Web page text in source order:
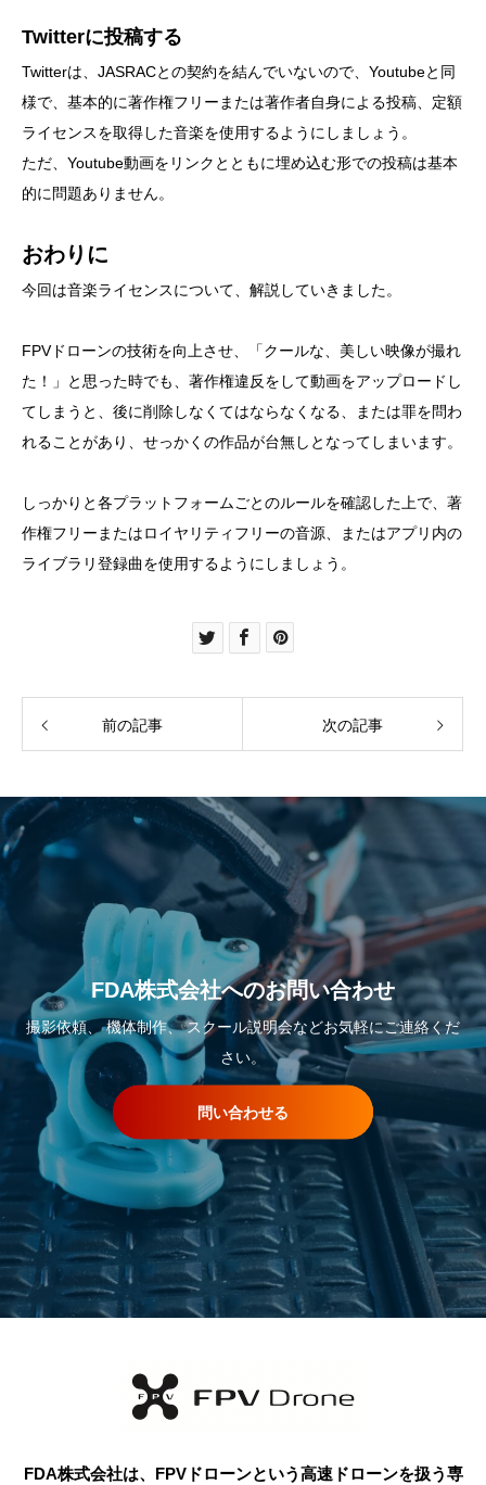
Twitterに投稿する
Twitterは、JASRACとの契約を結んでいないので、Youtubeと同
様で、基本的に著作権フリーまたは著作者自身による投稿、定額
ライセンスを取得した音楽を使用するようにしましょう。
ただ、Youtube動画をリンクとともに埋め込む形での投稿は基本
的に問題ありません。
おわりに
今回は音楽ライセンスについて、解説していきました。
FPVドローンの技術を向上させ、「クールな、美しい映像が撮れ
た！」と思った時でも、著作権違反をして動画をアップロードし
てしまうと、後に削除しなくてはならなくなる、または罪を問わ
れることがあり、せっかくの作品が台無しとなってしまいます。
しっかりと各プラットフォームごとのルールを確認した上で、著
作権フリーまたはロイヤリティフリーの音源、またはアプリ内の
ライブラリ登録曲を使用するようにしましょう。
前の記事 次の記事
FDA株式会社へのお問い合わせ
撮影依頼、 機体制作、 スクール説明会などお気軽にご連絡くだ
さい。
問い合わせる
FDA株式会社は、FPVドローンという高速ドローンを扱う専